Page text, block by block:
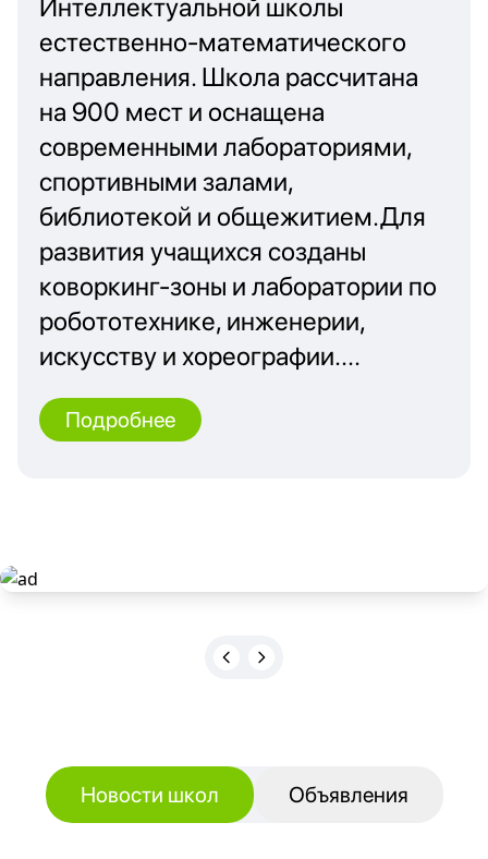
Интеллектуальной школы
естественно-математического
направления. Школа рассчитана
на 900 мест и оснащена
современными лабораториями,
спортивными залами,
библиотекой и общежитием.Для
развития учащихся созданы
коворкинг-зоны и лаборатории по
робототехнике, инженерии,
искусству и хореографии....
Подробнее
Новости школ Объявления